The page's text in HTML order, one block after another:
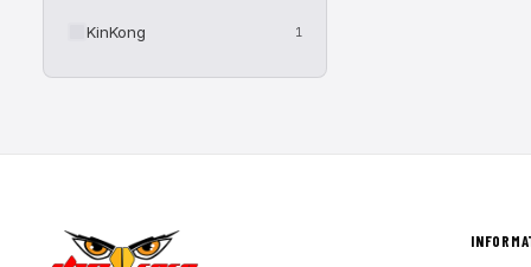
KinKong 1